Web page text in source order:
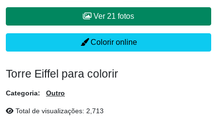
Ver 21 fotos
Colorir online
Torre Eiffel para colorir
Categoria: Outro
Total de visualizações: 2,713